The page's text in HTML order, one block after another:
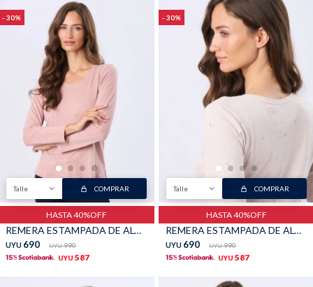
30
Talle COMPRAR
HASTA 40%OFF
REMERA ESTAMPADA DE ALGODÓN - Rosado
UYU 690 UYU 990
UYU 587
30
Talle COMPRAR
HASTA 40%OFF
REMERA ESTAMPADA DE ALGODÓN - Beige
UYU 690 UYU 990
UYU 587
Buzos Pantalones
Camperas Chalecos